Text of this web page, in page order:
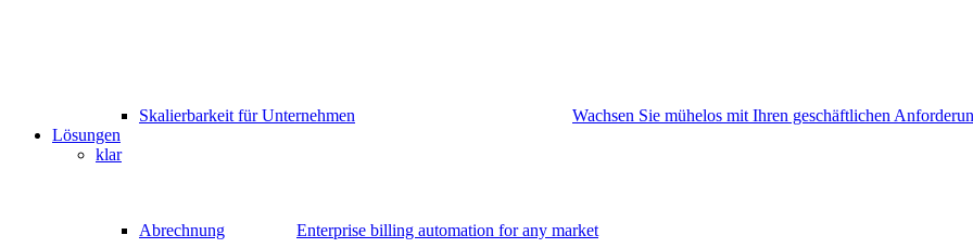
Skalierbarkeit für Unternehmen
Wachsen Sie mühelos mit Ihren geschäftlichen
Lösungen
klar
Abrechnung Enterprise billing automation for any market